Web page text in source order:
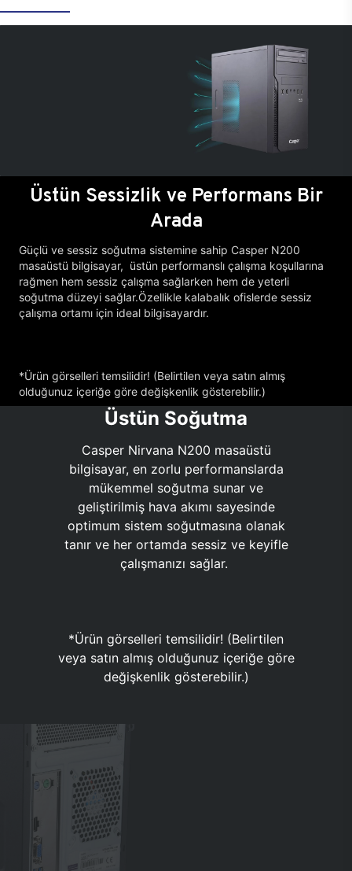
Üstün Sessizlik ve Performans Bir
Arada
Güçlü ve sessiz soğutma sistemine sahip Casper N200
masaüstü bilgisayar, üstün performanslı çalışma koşullarına
rağmen hem sessiz çalışma sağlarken hem de yeterli
soğutma düzeyi sağlar.Özellikle kalabalık ofislerde sessiz
çalışma ortamı için ideal bilgisayardır.
*Ürün görselleri temsilidir! (Belirtilen veya satın almış
olduğunuz içeriğe göre değişkenlik gösterebilir.)
Üstün Soğutma
Casper Nirvana N200 masaüstü
bilgisayar, en zorlu performanslarda
mükemmel soğutma sunar ve
geliştirilmiş hava akımı sayesinde
optimum sistem soğutmasına olanak
tanır ve her ortamda sessiz ve keyifle
çalışmanızı sağlar.
*Ürün görselleri temsilidir! (Belirtilen
veya satın almış olduğunuz içeriğe göre
değişkenlik gösterebilir.)